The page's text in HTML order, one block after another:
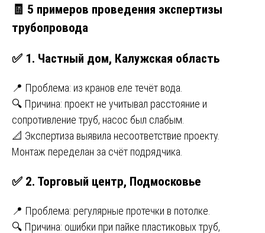
🧾 5 примеров проведения экспертизы
трубопровода
✅ 1. Частный дом, Калужская область
📍 Проблема: из кранов еле течёт вода.
🔍 Причина: проект не учитывал расстояние и
сопротивление труб, насос был слабым.
📐 Экспертиза выявила несоответствие проекту.
Монтаж переделан за счёт подрядчика.
✅ 2. Торговый центр, Подмосковье
📍 Проблема: регулярные протечки в потолке.
🔍 Причина: ошибки при пайке пластиковых труб,